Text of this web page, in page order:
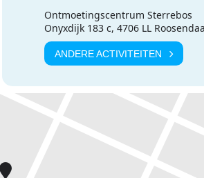
Ontmoetingscentrum Sterrebos
Onyxdijk 183 c, 4706 LL
ANDERE ACTIVITEITEN